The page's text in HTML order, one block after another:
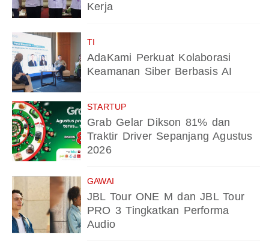
Kerja
TI
AdaKami Perkuat Kolaborasi
Keamanan Siber Berbasis AI
STARTUP
Grab Gelar Dikson 81% dan
Traktir Driver Sepanjang Agustus
2026
GAWAI
JBL Tour ONE M dan JBL Tour
PRO 3 Tingkatkan Performa
Audio